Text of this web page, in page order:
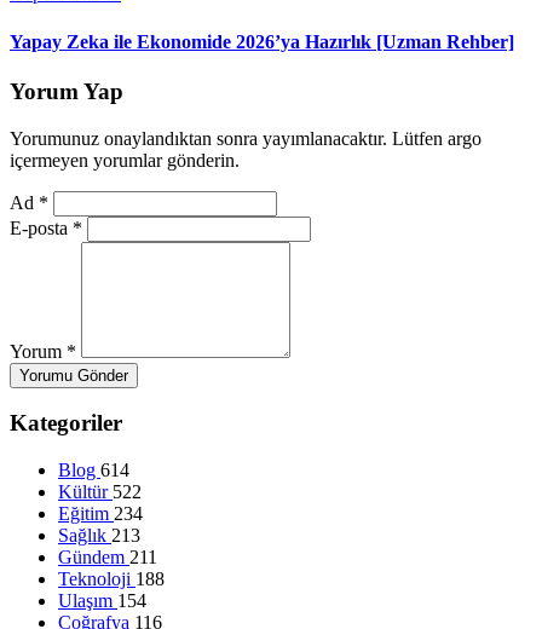
Yapay Zeka ile Ekonomide 2026’ya Hazırlık [Uzman Rehber]
Yorum Yap
Yorumunuz onaylandıktan sonra yayımlanacaktır. Lütfen argo
içermeyen yorumlar gönderin.
Ad *
E-posta *
Yorum *
Yorumu Gönder
Kategoriler
Blog 614
Kültür 522
Eğitim 234
Sağlık 213
Gündem 211
Teknoloji 188
Ulaşım 154
Coğrafya 116